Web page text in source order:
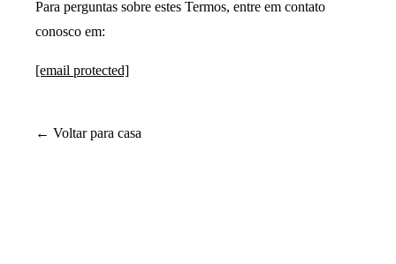
Para perguntas sobre estes Termos, entre em contato
conosco em:
[email protected]
← Voltar para casa